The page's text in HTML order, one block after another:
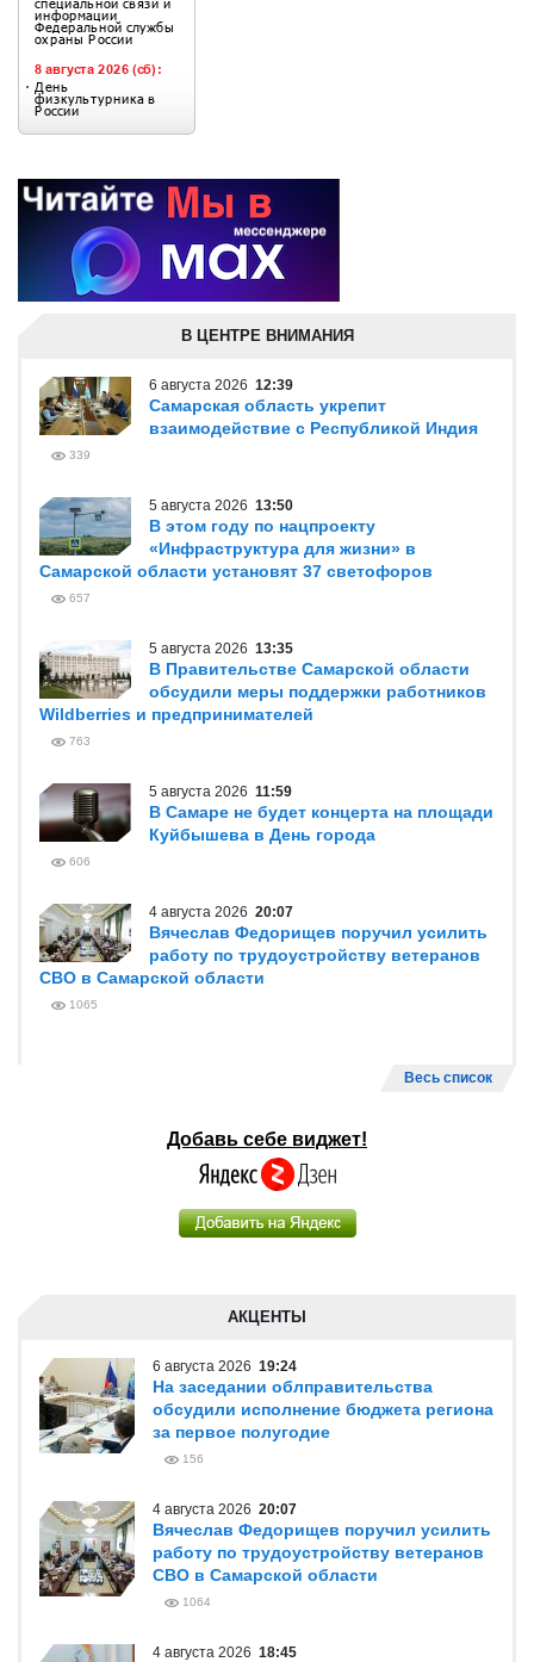
В ЦЕНТРЕ ВНИМАНИЯ
6 августа 2026 12:39
Самарская область укрепит
взаимодействие с Республикой Индия
339
5 августа 2026 13:50
В этом году по нацпроекту
«Инфраструктура для жизни» в
Самарской области установят 37 светофоров
657
5 августа 2026 13:35
В Правительстве Самарской области
обсудили меры поддержки работников
Wildberries и предпринимателей
763
5 августа 2026 11:59
В Самаре не будет концерта на площади
Куйбышева в День города
606
4 августа 2026 20:07
Вячеслав Федорищев поручил усилить
работу по трудоустройству ветеранов
СВО в Самарской области
1065
Весь список
Добавь себе виджет!
АКЦЕНТЫ
6 августа 2026 19:24
На заседании облправительства
обсудили исполнение бюджета региона
за первое полугодие
156
4 августа 2026 20:07
Вячеслав Федорищев поручил усилить
работу по трудоустройству ветеранов
СВО в Самарской области
1064
4 августа 2026 18:45